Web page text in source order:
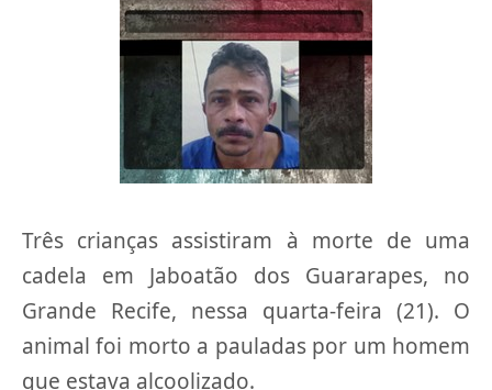
Três crianças assistiram à morte de uma
cadela em Jaboatão dos Guararapes, no
Grande Recife, nessa quarta-feira (21). O
animal foi morto a pauladas por um homem
que estava alcoolizado.